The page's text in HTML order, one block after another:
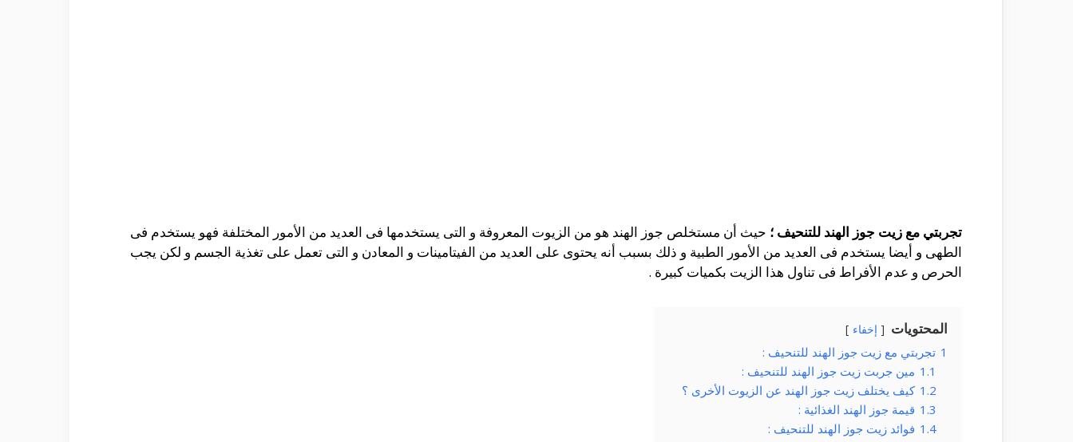
تجربتي مع زيت جوز الهند للتنحيف ؛ حيث أن مستخلص جوز الهند هو من الزيوت المعروفة و التى يستخدمها فى العديد من الأمور المختلفة فهو يستخدم فى
الطهى و أيضا يستخدم فى العديد من الأمور الطبية و ذلك بسبب أنه يحتوى على العديد من الفيتامينات و المعادن و التى تعمل على تغذية الجسم و لكن يجب
الحرص و عدم الأفراط فى تناول هذا الزيت بكميات كبيرة .
المحتويات إخفاء
1 تجربتي مع زيت جوز الهند للتنحيف :
1.1 مين جربت زيت جوز الهند للتنحيف :
1.2 كيف يختلف زيت جوز الهند عن الزيوت الأخرى ؟
1.3 قيمة جوز الهند الغذائية :
1.4 فوائد زيت جوز الهند للتنحيف :